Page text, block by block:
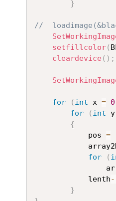
}
//
setfillcolor(
cleardevice( ) ;
for ( int x = 0
for
( int y
{
			pos
=
for
(
			lenth
}